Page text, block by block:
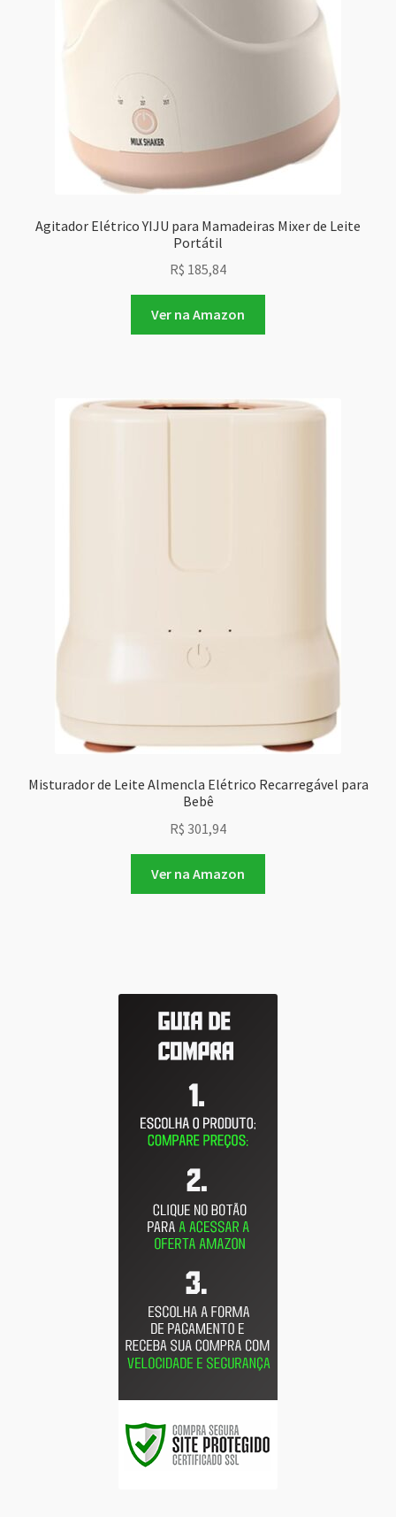
Agitador Elétrico YIJU para Mamadeiras Mixer de Leite
Portátil
R$ 185,84
Ver na Amazon
Misturador de Leite Almencla Elétrico Recarregável para
Bebê
R$ 301,94
Ver na Amazon